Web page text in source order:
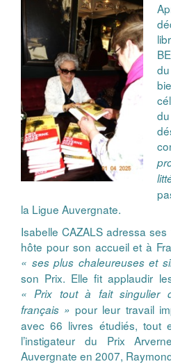
la Ligue Auvergnate.
Isabelle CAZALS adressa
hôte pour son accueil et à
« ses plus chaleureuses et
son Prix. Elle fit applaudir
« Prix tout à fait singulier
français » pour leur travail
avec 66 livres étudiés, tout
l’instigateur du Prix
Auvergnate en 2007,